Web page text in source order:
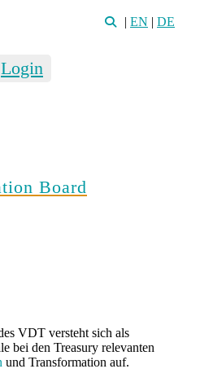
| EN | DE
Login
Board
VDT versteht sich als
bei den Treasury relevanten
und Transformation auf.